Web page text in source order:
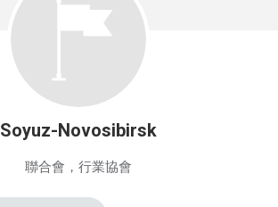
Soyuz-Novosibirsk
聯合會，行業協會